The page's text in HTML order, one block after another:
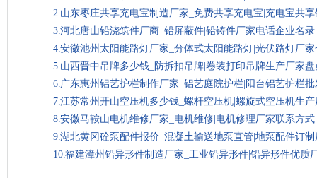
山东枣庄共享充电宝制造厂家_免费共享充电宝|充电宝共
河北唐山铅浇筑件厂商_铅屏蔽件|铅铸件厂家电话企业名录
安徽池州太阳能路灯厂家_分体式太阳能路灯|光伏路灯厂
山西晋中吊牌多少钱_防拆扣吊牌|卷装打印吊牌生产厂家
广东惠州铝艺护栏制作厂家_铝艺庭院护栏|阳台铝艺护栏
江苏常州开山空压机多少钱_螺杆空压机|螺旋式空压机生
安徽马鞍山电机维修厂家_电机维修|电机修理厂家联系方式
湖北黄冈砼泵配件报价_混凝土输送地泵直管|地泵配件订
福建漳州铅异形件制造厂家_工业铅异形件|铅异形件优质